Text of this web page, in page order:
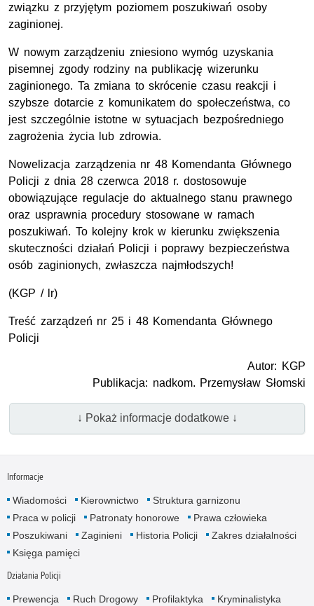
związku z przyjętym poziomem poszukiwań osoby
zaginionej.
W nowym zarządzeniu zniesiono wymóg uzyskania
pisemnej zgody rodziny na publikację wizerunku
zaginionego. Ta zmiana to skrócenie czasu reakcji i
szybsze dotarcie z komunikatem do społeczeństwa, co
jest szczególnie istotne w sytuacjach bezpośredniego
zagrożenia życia lub zdrowia.
Nowelizacja zarządzenia nr 48 Komendanta Głównego
Policji z dnia 28 czerwca 2018 r. dostosowuje
obowiązujące regulacje do aktualnego stanu prawnego
oraz usprawnia procedury stosowane w ramach
poszukiwań. To kolejny krok w kierunku zwiększenia
skuteczności działań Policji i poprawy bezpieczeństwa
osób zaginionych, zwłaszcza najmłodszych!
(KGP / lr)
Treść zarządzeń nr 25 i 48 Komendanta Głównego
Policji
Autor: KGP
Publikacja: nadkom. Przemysław Słomski
↓ Pokaż informacje dodatkowe ↓
Informacje
Wiadomości Kierownictwo
Struktura garnizonu
Praca w policji
Patronaty honorowe
Prawa człowieka
Poszukiwani
Zaginieni Historia Policji
Zakres działalności
Księga pamięci
Działania Policji
Prewencja Ruch Drogowy Profilaktyka
Kryminalistyka